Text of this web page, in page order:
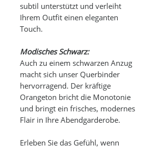
subtil unterstützt und verleiht
Ihrem Outfit einen eleganten
Touch.
Modisches Schwarz:
Auch zu einem schwarzen Anzug
macht sich unser Querbinder
hervorragend. Der kräftige
Orangeton bricht die Monotonie
und bringt ein frisches, modernes
Flair in Ihre Abendgarderobe.
Erleben Sie das Gefühl, wenn